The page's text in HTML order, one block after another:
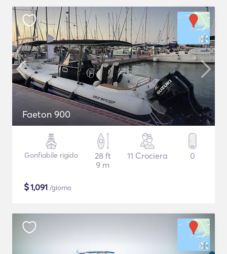
Faeton 900
Gonfiabile rigido
28 ft
9 m
11 Crociera 0
$1,091 /giorno